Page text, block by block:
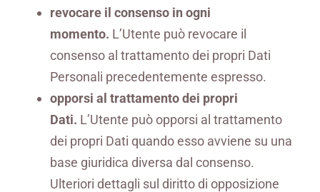
revocare il consenso in ogni
momento. L’Utente può revocare il
consenso al trattamento dei propri Dati
Personali precedentemente espresso.
opporsi al trattamento dei propri
Dati. L’Utente può opporsi al trattamento
dei propri Dati quando esso avviene su una
base giuridica diversa dal consenso.
Ulteriori dettagli sul diritto di opposizione